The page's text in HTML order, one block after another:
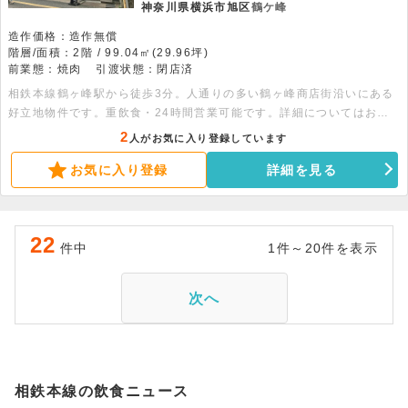
神奈川県横浜市旭区鶴ケ峰
造作価格：造作無償
階層/面積：2階 / 99.04㎡(29.96坪)
前業態：焼肉
引渡状態：閉店済
相鉄本線鶴ヶ峰駅から徒歩3分。人通りの多い鶴ヶ峰商店街沿いにある
好立地物件です。重飲食・24時間営業可能です。詳細についてはお問
2 人がお気に入り登録しています
お気に入り登録 詳細を見る
22 件中 1件～20件を表示
次へ
相鉄本線の飲食ニュース